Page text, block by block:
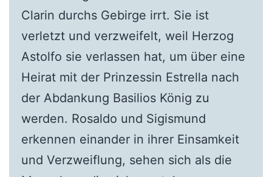
Clarin durchs Gebirge irrt. Sie ist
verletzt und verzweifelt, weil Herzog
Astolfo sie verlassen hat, um über eine
Heirat mit der Prinzessin Estrella nach
der Abdankung Basilios König zu
werden. Rosaldo und Sigismund
erkennen einander in ihrer Einsamkeit
und Verzweiflung, sehen sich als die